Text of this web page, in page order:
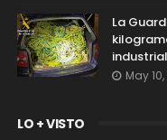
La
May
LO + VISTO